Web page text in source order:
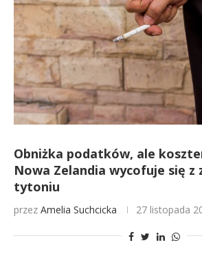
Obniżka podatków, ale
Nowa Zelandia wycofuje się z
tytoniu
przez Amelia Suchcicka 27 listopada